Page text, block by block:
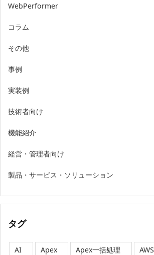
WebPerformer
コラム
その他
事例
実装例
技術者向け
機能紹介
経営・管理者向け
製品・サービス・ソリューション
タグ
AI Apex Apex一括処理 AWS